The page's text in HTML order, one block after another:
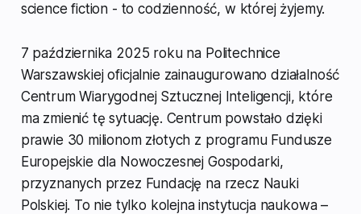
science fiction - to codzienność, w której żyjemy.
7 października 2025 roku na Politechnice
Warszawskiej oficjalnie zainaugurowano działalność
Centrum Wiarygodnej Sztucznej Inteligencji, które
ma zmienić tę sytuację. Centrum powstało dzięki
prawie 30 milionom złotych z programu Fundusze
Europejskie dla Nowoczesnej Gospodarki,
przyznanych przez Fundację na rzecz Nauki
Polskiej. To nie tylko kolejna instytucja naukowa –